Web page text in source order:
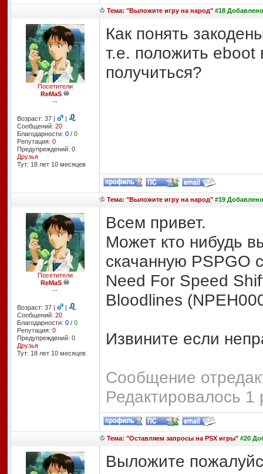
Тема: "Выложите игру на народ"#18
Посетители
ReMaS
--
Возраст: 37 |
|
Сообщений: 20
Благодарности: 0/ 0
Репутация: 0
Предупреждений: 0
Друзья
Тут: 18 лет 10 месяцев
Как понять
т.е. положить eboot
получиться?
Тема: "Выложите игру на народ"#19
Посетители
ReMaS
--
Возраст: 37 |
|
Сообщений: 20
Благодарности: 0/ 0
Репутация: 0
Предупреждений: 0
Друзья
Тут: 18 лет 10 месяцев
Всем привет.
Может кто нибудь
скачанную PSPGO
Need For Speed
Bloodlines
Извините если
Сообщение
Редактировалось 1
Тема: "Оставляем запросы на PSX игры"#20
Выложите